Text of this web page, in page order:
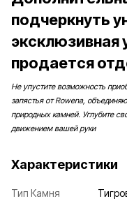
подчеркнуть
эксклюзивная
продается
Не упустите возможность
запястья от Rowena,
природных камней. Углубите
движением вашей руки
Характеристики
Тип Камня